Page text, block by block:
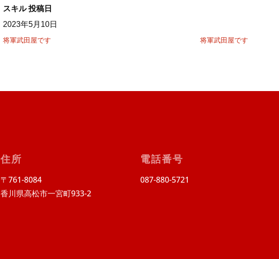
スキル 投稿日
2023年5月10日
将軍武田屋です 将軍武田屋です
住所
〒761-8084
香川県高松市一宮町933-2
電話番号
087-880-5721